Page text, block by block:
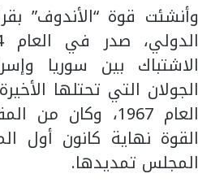
وأنشئت قوة “الأندوف”
الاشتباك بين سوريا
الجولان التي تحتلها
العام 1967، وكان
القوة نهاية كانون أول
المجلس تمديدها.